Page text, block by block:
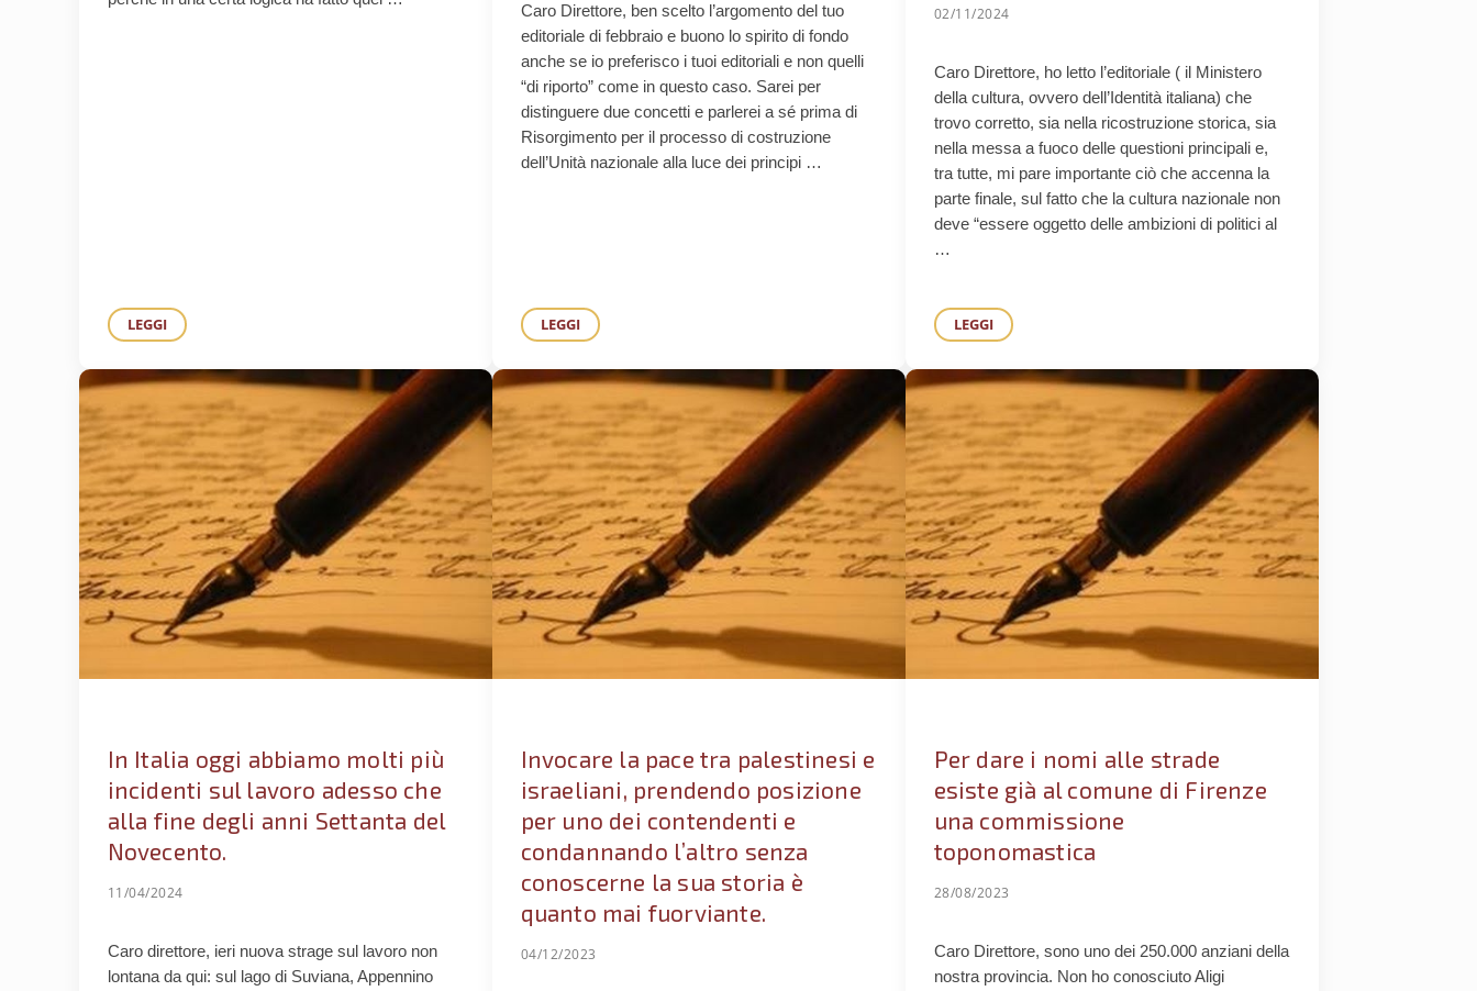
LEGGI
PATRIOTTISMO EUROPEO
Caro Direttore, ben scelto l’argomento del tuo
editoriale di febbraio e buono lo spirito di fondo
anche se io preferisco i tuoi editoriali e non quelli
“di riporto” come in questo caso. Sarei per
distinguere due concetti e parlerei a sé prima di
Risorgimento per il processo di costruzione
dell’Unità nazionale alla luce dei principi …
LEGGI
ANCHE IL LIBERALE GOBETTI CONDIVIDEVA IL GIUDIZIO DI GRAMSCI SUL RISORGIMENTO COME “RIVOLUZIONE MANCATA”
02/11/2024
Caro Direttore, ho letto l’editoriale ( il Ministero
della cultura, ovvero dell’Identità italiana) che
trovo corretto, sia nella ricostruzione storica, sia
nella messa a fuoco delle questioni principali e,
tra tutte, mi pare importante ciò che accenna la
parte finale, sul fatto che la cultura nazionale non
deve “essere oggetto delle ambizioni di politici al
…
LEGGI
SAREBBE BELLO CHE VENISSE APERTA UN’AMPIA DISCUSSIONE SU CHE
In Italia oggi abbiamo molti più
incidenti sul lavoro adesso che
alla fine degli anni Settanta del
Novecento.
11/04/2024
Caro direttore, ieri nuova strage sul lavoro non
lontana da qui: sul lago di Suviana, Appennino
Invocare la pace tra palestinesi e
israeliani, prendendo posizione
per uno dei contendenti e
condannando l’altro senza
conoscerne la sua storia è
quanto mai fuorviante.
04/12/2023
Per dare i nomi alle strade
esiste già al comune di Firenze
una commissione
toponomastica
28/08/2023
Caro Direttore, sono uno dei 250.000 anziani della
nostra provincia. Non ho conosciuto Aligi